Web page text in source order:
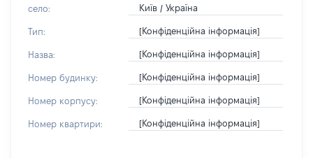
село:
Київ / Україна
Тип: [Конфіденційна інформація]
Назва: [Конфіденційна інформація]
Номер будинку: [Конфіденційна інформація]
Номер корпусу: [Конфіденційна інформація]
Номер квартири: [Конфіденційна інформація]